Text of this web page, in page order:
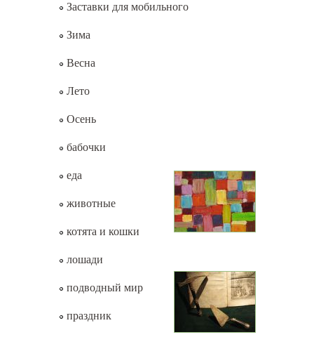
Заставки для мобильного
Зима
Весна
Лето
Осень
бабочки
еда
животные
котята и кошки
лошади
подводный мир
праздник